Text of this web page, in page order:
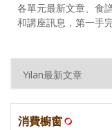
各單元最新文章、食
和講座訊息，第一手
消費櫥窗